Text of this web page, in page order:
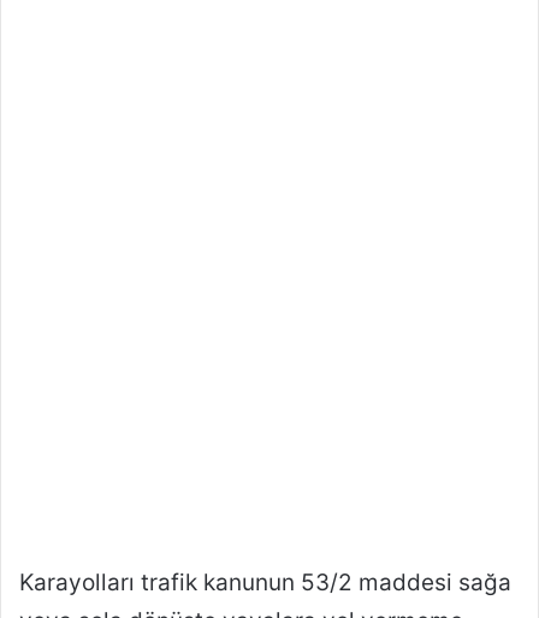
Karayolları trafik kanunun 53/2 maddesi sağa